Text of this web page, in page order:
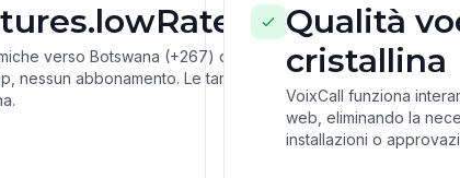
verso Botswana (+267) dal
nessun abbonamento. Le tariffe
Qualità
cristallina
VoixCall funziona
web, eliminando la
installazioni o